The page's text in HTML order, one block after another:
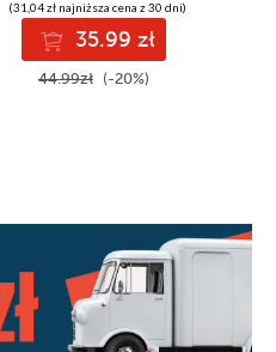
(31,04 zł najniższa cena z 30 dni)
35.99 zł
44.99zł (-20%)